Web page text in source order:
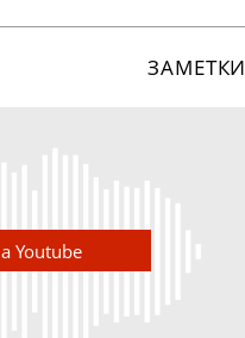
ЗАМЕТКИ
Youtube